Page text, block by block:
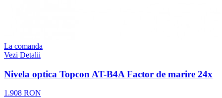
La comanda
Vezi Detalii
Nivela optica Topcon AT-B4A Factor de marire 24x
1.908 RON